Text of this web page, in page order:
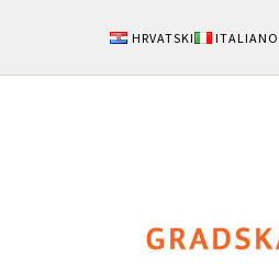
HRVATSKI ITALIANO